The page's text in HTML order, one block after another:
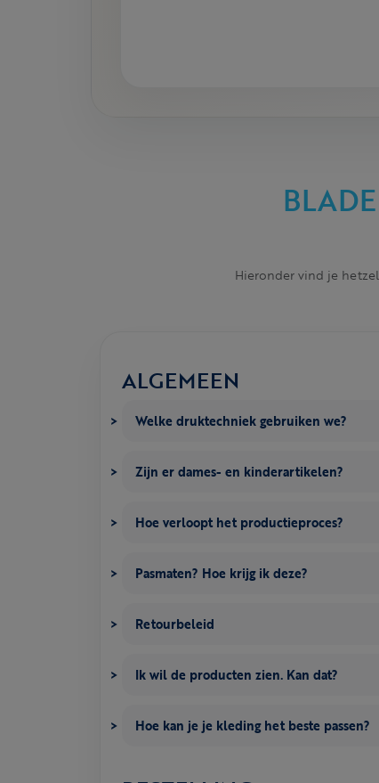
Hieronder vind je
ALGEMEEN
Welke druktechniek gebruiken we?
Zijn er dames- en kinderartikelen?
Hoe verloopt het productieproces?
Pasmaten? Hoe krijg ik deze?
Retourbeleid
Ik wil de producten zien. Kan dat?
Hoe kan je je kleding het beste passen?